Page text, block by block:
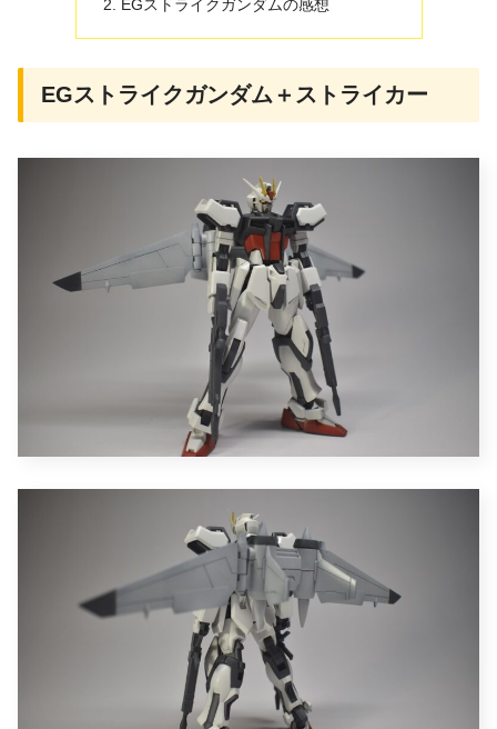
EGストライクガンダムの感想
EGストライクガンダム＋ストライカー